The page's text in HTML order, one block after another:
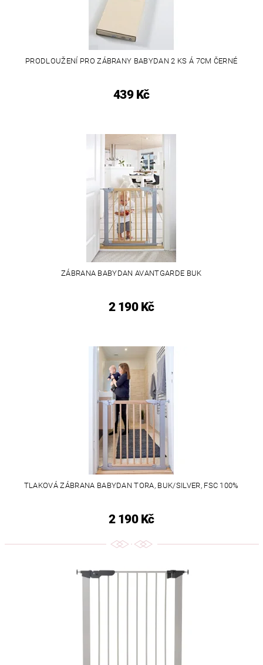
PRODLOUŽENÍ PRO ZÁBRANY BABYDAN 2 KS Á 7CM ČERNÉ
439 Kč
ZÁBRANA BABYDAN AVANTGARDE BUK
2 190 Kč
TLAKOVÁ ZÁBRANA BABYDAN TORA, BUK/SILVER, FSC 100%
2 190 Kč